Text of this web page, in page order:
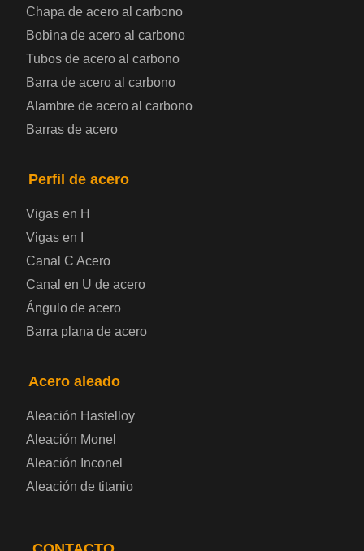
Bobina de chapa de acero
Chapa de acero para automoción
Placa de acero para calderas y recipientes a
presión
Placa de acero para puentes
Chapa de acero a cuadros
Chapa de acero prelacada
Placa de acero laminado en frío
Placa de acero eléctrica
Placa de acero para cilindros de gas
Chapa de acero al carbono
Bobina de acero al carbono
Tubos de acero al carbono
Barra de acero al carbono
Alambre de acero al carbono
Barras de acero
Perfil de acero
Vigas en H
Vigas en I
Canal C Acero
Canal en U de acero
Ángulo de acero
Barra plana de acero
Acero aleado
Aleación Hastelloy
Aleación Monel
Aleación Inconel
Aleación de titanio